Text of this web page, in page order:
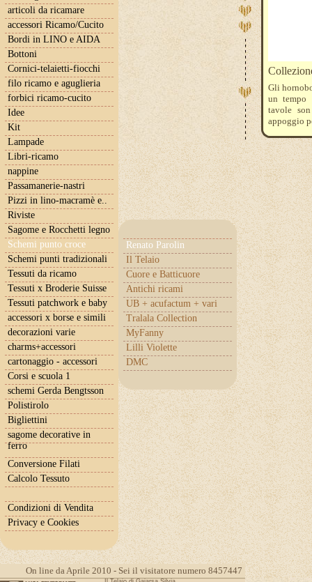
articoli da ricamare
accessori Ricamo/Cucito
Bordi in LINO e AIDA
Bottoni
Cornici-telaietti-fiocchi
filo ricamo e aguglieria
forbici ricamo-cucito
Idee
Kit
Lampade
Libri-ricamo
nappine
Passamanerie-nastri
Pizzi in lino-macramè e..
Riviste
Sagome e Rocchetti legno
Schemi punto croce
Renato Parolin
Il Telaio
Cuore e Batticuore
Antichi ricami
UB + acufactum + vari
Tralala Collection
MyFanny
Lilli Violette
DMC
Schemi punti tradizionali
Tessuti da ricamo
Tessuti x Broderie Suisse
Tessuti patchwork e baby
accessori x borse e simili
decorazioni varie
charms+accessori
cartonaggio - accessori
Corsi e scuola 1
schemi Gerda Bengtsson
Polistirolo
Bigliettini
sagome decorative in
ferro
Conversione Filati
Calcolo Tessuto
Condizioni di Vendita
Privacy e Cookies
Gli
un tempo
tavole
appoggio
On line da Aprile 2010 - Sei il visitatore numero 8457447